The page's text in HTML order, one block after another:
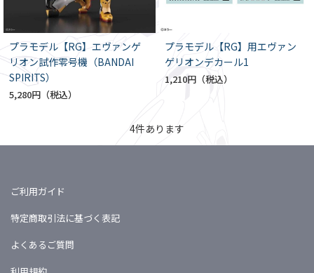
プラモデル【RG】エヴァンゲ
リオン試作零号機（BANDAI
SPIRITS）
5,280円
プラモデル【RG】用エヴァン
ゲリオンデカール1
1,210円
4件あります
ご利用ガイド
特定商取引法に基づく表記
よくあるご質問